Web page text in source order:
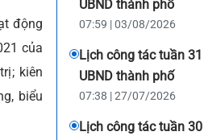
động
của
kiên
biểu
UBND thành phố
07:59 | 03/08/2026
Lịch công tác tuần
UBND thành phố
07:38 | 27/07/2026
Lịch công tác tuần